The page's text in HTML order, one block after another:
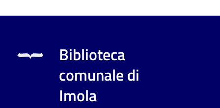
Biblioteca
comunale di
Imola